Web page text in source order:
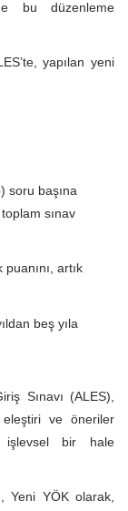
bu düzenleme
yapılan yeni
soru başına
sınav
puanını, artık
beş yıla
Sınavı (ALES),
eleştiri ve öneriler
işlevsel bir hale
Yeni YÖK olarak,